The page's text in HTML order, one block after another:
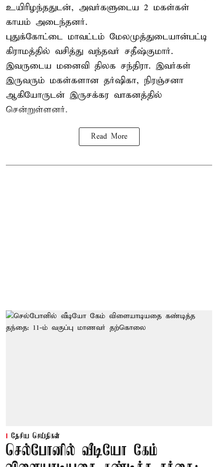
உயிரிழந்ததுடன், அவர்களுடைய 2 மகள்கள்
காயம் அடைந்தனர்.
புதுக்கோட்டை மாவட்டம் மேலமுத்துடையான்பட்டி
கிராமத்தில் வசித்து வந்தவர் சதீஷ்குமார்.
இவருடைய மனைவி திலக சந்திரா. இவர்கள்
இருவரும் மகள்களான தர்ஷிகா, நிரஞ்சனா
ஆகியோருடன் இருசக்கர வாகனத்தில்
சென்றுள்ளனர்.
Read More
தேசிய செய்திகள்
செல்போனில் வீடியோ கேம்